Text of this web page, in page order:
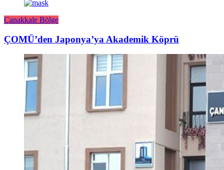
Çanakkale Bölge
ÇOMÜ’den Japonya’ya Akademik Köprü